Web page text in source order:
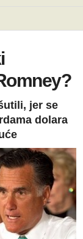
jer se
dolara